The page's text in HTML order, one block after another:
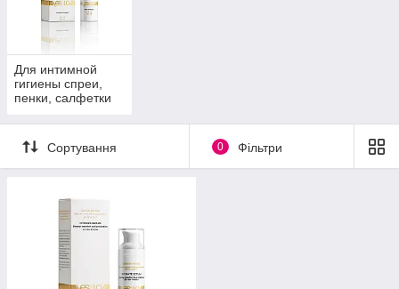
Для интимной
гигиены спреи,
пенки, салфетки
Сортування 0 Фільтри